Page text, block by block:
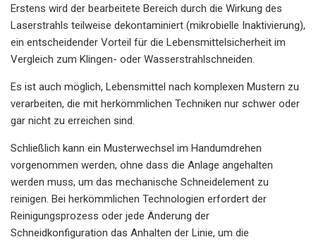
Erstens wird der bearbeitete Bereich durch die Wirkung des
Laserstrahls teilweise dekontaminiert (mikrobielle Inaktivierung),
ein entscheidender Vorteil für die Lebensmittelsicherheit im
Vergleich zum Klingen- oder Wasserstrahlschneiden.
Es ist auch möglich, Lebensmittel nach komplexen Mustern zu
verarbeiten, die mit herkömmlichen Techniken nur schwer oder
gar nicht zu erreichen sind.
Schließlich kann ein Musterwechsel im Handumdrehen
vorgenommen werden, ohne dass die Anlage angehalten
werden muss, um das mechanische Schneidelement zu
reinigen. Bei herkömmlichen Technologien erfordert der
Reinigungsprozess oder jede Änderung der
Schneidkonfiguration das Anhalten der Linie, um die